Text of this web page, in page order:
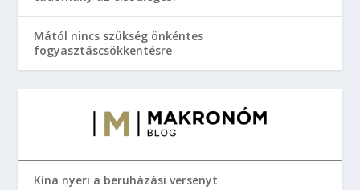
Mától nincs szükség önkéntes
fogyasztáscsökkentésre
Kína nyeri a beruházási versenyt